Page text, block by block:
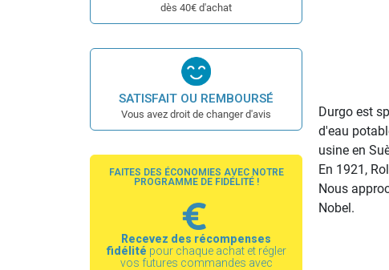
dès 40€ d'achat
SATISFAIT OU REMBOURSÉ
Vous avez droit de changer d'avis
FAITES DES ÉCONOMIES AVEC NOTRE
PROGRAMME DE FIDÉLITÉ !
Recevez des récompenses
fidélité pour chaque achat et régler
vos futures commandes avec
Durgo est
d'eau
usine en
En 1921,
Nous
Nobel.